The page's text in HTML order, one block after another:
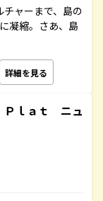
ャーまで、島の
凝縮。さあ、島
詳細を見る
ｌａｔ ニュ